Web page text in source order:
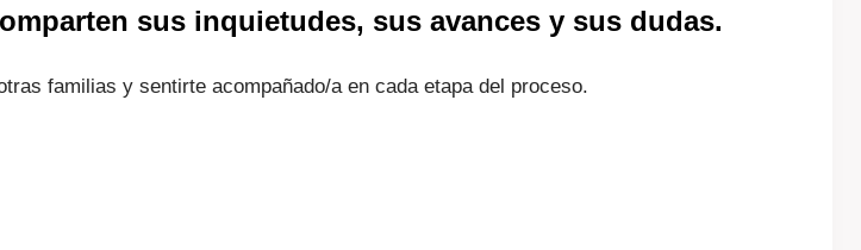
sus inquietudes, sus avances y sus dudas.
familias y sentirte acompañado/a en cada etapa del proceso.